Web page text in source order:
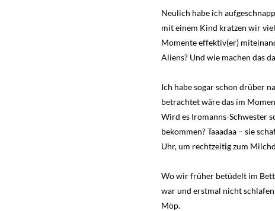
Neulich habe ich
mit einem Kind kratzen wir
Momente effektiv(er)
Aliens? Und wie machen das
Ich habe sogar schon drüber
betrachtet wäre das im
Wird es Iromanns-Schwester
bekommen? Taaadaa – sie
Uhr, um rechtzeitig zum
Wo wir früher betüdelt im
war und erstmal nicht
Möp.